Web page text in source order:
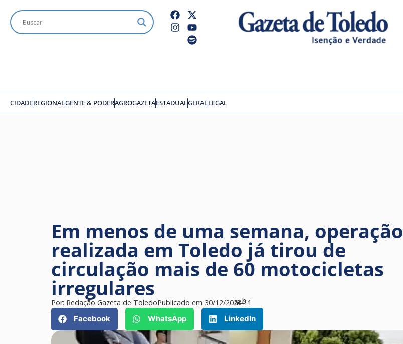
CIDADEREGIONALGENTE & PODERAGROGAZETAESTADUALGERALLEGAL
Em menos de uma semana, operação
realizada em Toledo já tirou de
circulação mais de 60 motocicletas
irregulares
Por: Redação Gazeta de ToledoPublicado em 30/12/2024
às11
h
34
Facebook
WhatsApp LinkedIn